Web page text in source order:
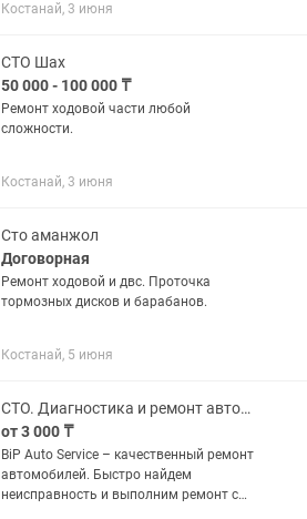
реек. Проточка тормозных дисков.
Костанай, 3 июня
СТО Шах
50 000 - 100 000 ₸
Ремонт ходовой части любой
сложности.
Костанай, 3 июня
Сто аманжол
Договорная
Ремонт ходовой и двс. Проточка
тормозных дисков и барабанов.
Костанай, 5 июня
СТО. Диагностика и ремонт автомобилей
от 3 000 ₸
BiP Auto Service – качественный ремонт
автомобилей. Быстро найдем
неисправность и выполним ремонт с